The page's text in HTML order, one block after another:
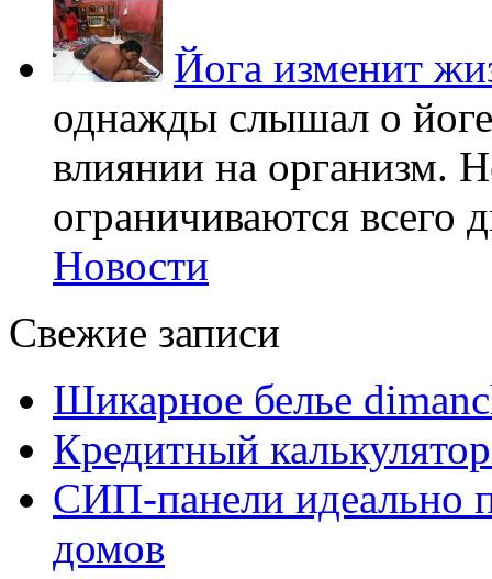
Йога изменит
однажды слышал о
влиянии на организм.
ограничиваются всего
Новости
Свежие записи
Шикарное белье
Кредитный
СИП-панели идеально
домов